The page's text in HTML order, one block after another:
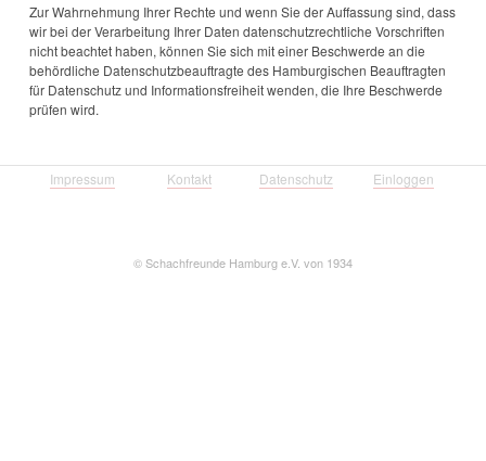
Zur Wahrnehmung Ihrer Rechte und wenn Sie der Auffassung sind, dass
wir bei der Verarbeitung Ihrer Daten datenschutzrechtliche Vorschriften
nicht beachtet haben, können Sie sich mit einer Beschwerde an die
behördliche Datenschutzbeauftragte des Hamburgischen Beauftragten
für Datenschutz und Informationsfreiheit wenden, die Ihre Beschwerde
prüfen wird.
Impressum Kontakt Datenschutz Einloggen
©Schachfreunde Hamburg e.V. von 1934